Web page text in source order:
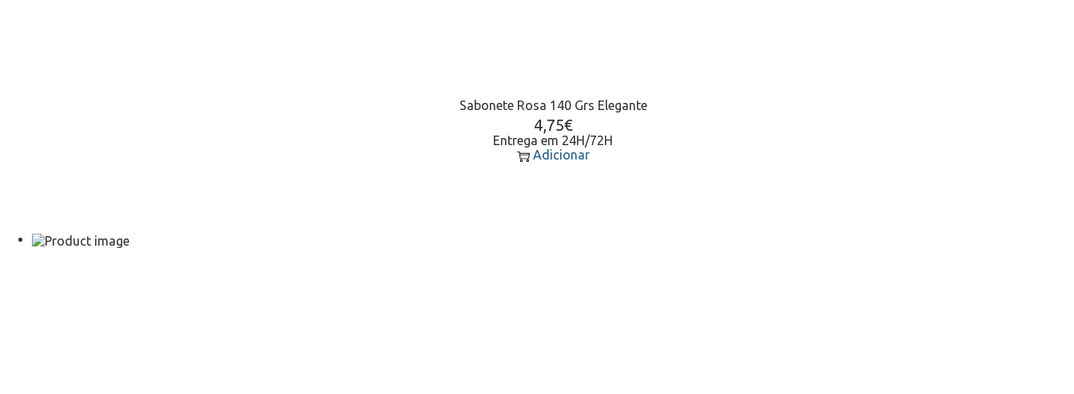
Sabonete Rosa 140 Grs Elegante
4,75€
Entrega em 24H/72H
Adicionar